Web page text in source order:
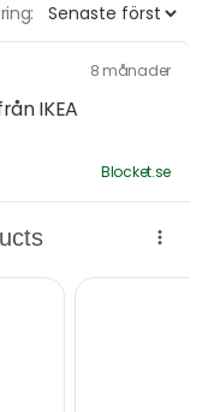
8 månader
IKEA
Blocket.se